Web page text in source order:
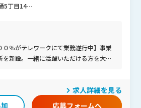
5丁目14番
０％がテレワークにて業務遂行中】事業
を新設。一緒に活躍いただける方を大募
環境も 納得できる中で一緒にお仕事しま
求人詳細を見る
応募フォームへ